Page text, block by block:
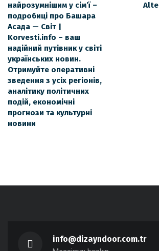
найрозумнішим у сім’ї –
подробиці про Башара
Асада — Світ |
Korvesti.info – ваш
надійний путівник у світі
українських новин.
Отримуйте оперативні
зведення з усіх регіонів,
аналітику політичних
подій, економічні
прогнози та культурні
новини
info@dizayndoor.com.tr